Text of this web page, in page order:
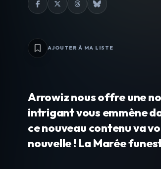
AJOUTER À MA LISTE
Arrowiz nous offre une
intrigant vous emmène
ce nouveau contenu va
nouvelle ! La Marée